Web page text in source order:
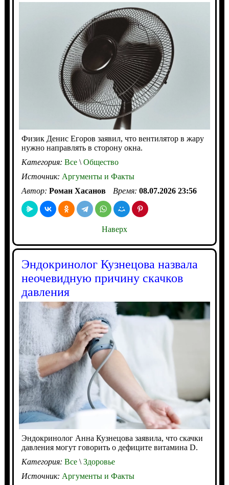
Физик Денис Егоров заявил, что вентилятор в жару
нужно направлять в сторону окна.
Категория: Все\Общество
Источник: Аргументы и Факты
Автор: Роман Хасанов Время: 08.07.2026 23:56
Наверх
Эндокринолог Кузнецова назвала
неочевидную причину скачков
давления
Эндокринолог Анна Кузнецова заявила, что скачки
давления могут говорить о дефиците витамина D.
Категория: Все\Здоровье
Источник: Аргументы и Факты